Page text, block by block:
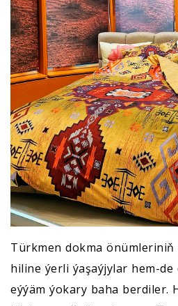
Türkmen dokma
hiline ýerli ýaşaýjylar hem-
eýýäm ýokary baha berdiler.